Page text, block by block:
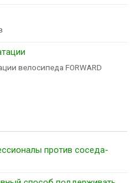
велосипеда FORWARD
против соседа-